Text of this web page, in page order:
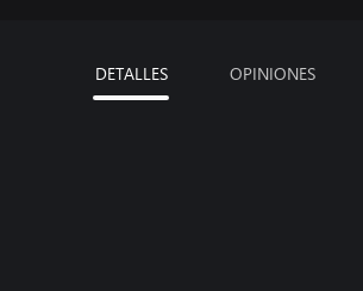
DETALLES OPINIONES